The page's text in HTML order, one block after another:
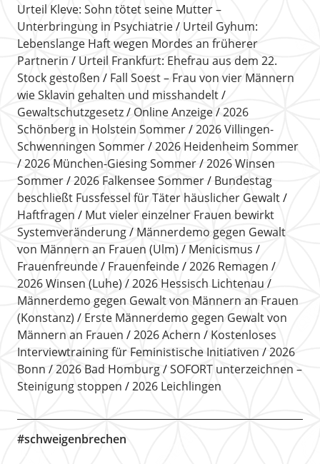
Urteil Kleve: Sohn tötet seine Mutter –
Unterbringung in Psychiatrie
Urteil Gyhum:
Lebenslange Haft wegen Mordes an früherer
Partnerin
Urteil Frankfurt: Ehefrau aus dem 22.
Stock gestoßen
Fall Soest – Frau von vier Männern
wie Sklavin gehalten und misshandelt
Gewaltschutzgesetz
Online Anzeige
2026
Schönberg in Holstein Sommer
2026 Villingen-
Schwenningen Sommer
2026 Heidenheim Sommer
2026 München-Giesing Sommer
2026 Winsen
Sommer
2026 Falkensee Sommer
Bundestag
beschließt Fussfessel für Täter häuslicher Gewalt
Haftfragen
Mut vieler einzelner Frauen bewirkt
Systemveränderung
Männerdemo gegen Gewalt
von Männern an Frauen (Ulm)
Menicismus
Frauenfreunde
Frauenfeinde
2026 Remagen
2026 Winsen (Luhe)
2026 Hessisch Lichtenau
Männerdemo gegen Gewalt von Männern an Frauen
(Konstanz)
Erste Männerdemo gegen Gewalt von
Männern an Frauen
2026 Achern
Kostenloses
Interviewtraining für Feministische Initiativen
2026
Bonn
2026 Bad Homburg
SOFORT unterzeichnen –
Steinigung stoppen
2026 Leichlingen
#schweigenbrechen